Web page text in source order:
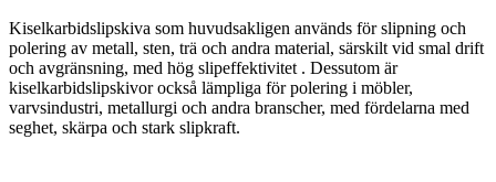
Kiselkarbidslipskiva som huvudsakligen används för slipning och
polering av metall, sten, trä och andra material, särskilt vid smal drift
och avgränsning, med hög slipeffektivitet ‌‌. Dessutom är
kiselkarbidslipskivor också lämpliga för polering i möbler,
varvsindustri, metallurgi och andra branscher, med fördelarna med
seghet, skärpa och stark slipkraft.